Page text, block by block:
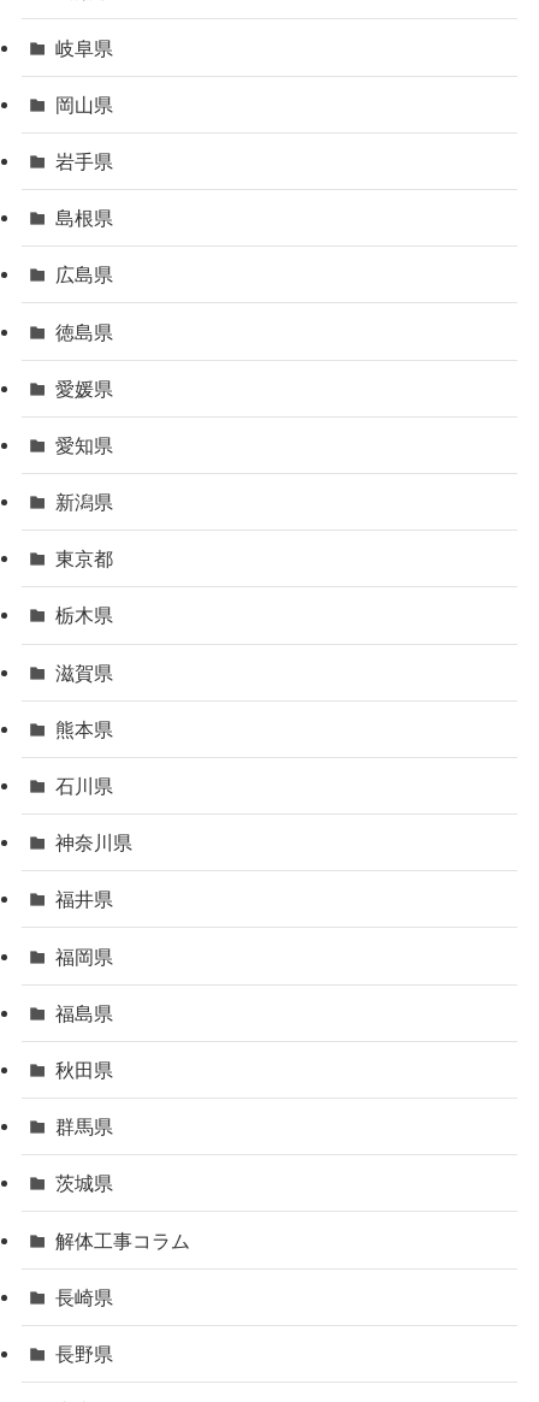
岐阜県
岡山県
岩手県
島根県
広島県
徳島県
愛媛県
愛知県
新潟県
東京都
栃木県
滋賀県
熊本県
石川県
神奈川県
福井県
福岡県
福島県
秋田県
群馬県
茨城県
解体工事コラム
長崎県
長野県